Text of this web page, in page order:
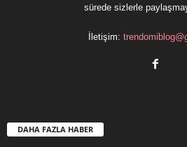
sürede sizlerle
İletişim:
DAHA FAZLA HABER